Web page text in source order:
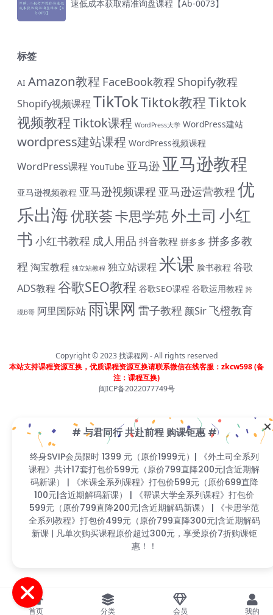
速低成本获取精准询盘课程【Ab-0073】
标签
AI Amazon教程 FaceBook教程 Shopify教程
Shopify视频课程TikTokTiktok教程Tiktok
视频教程Tiktok课程 WordPress大学 WordPress建站
wordpress建站课程 WordPress视频课程
WordPress课程 YouTube 亚马逊 亚马逊教程
亚马逊视频教程 亚马逊视频课程 亚马逊运营教程 优
乐出海优联荟卡思学苑外土司 小红
书 小红书教程 成人用品 抖音教程 拼多多 拼多多教
程 淘宝教程 独立站教程 独立站课程米课 脸书教程 谷歌
ADS教程谷歌SEO教程 谷歌SEO课程 谷歌运用教程 跨
境B哥 阿里国际站雨课网 雷子教程 颜Sir飞橙教育
Copyright © 2023找课程网 - All rights reserved
本站支持课程资源互换，优质课程资源互换请联系微信在线客服：zkcw598 (备
注：课程互换)
闽ICP备2022077749号
首页 分类 会员 我的
# 与君同行 共赴前程 购课钜惠 #
终身SVIP会员限时 1399 元（原价1999元）| 《外土司全系
列课程》共计17套打包价599元（原价799直降200元|含
程》打包价599元（原价799直降200元|含近期解码新
课） | 《卡思学范全系列教程》打包价499元（原价799直
降300元|含近期解码新课 | 凡单次购买课程原价超过300
元，享受原价7折购课钜惠！！